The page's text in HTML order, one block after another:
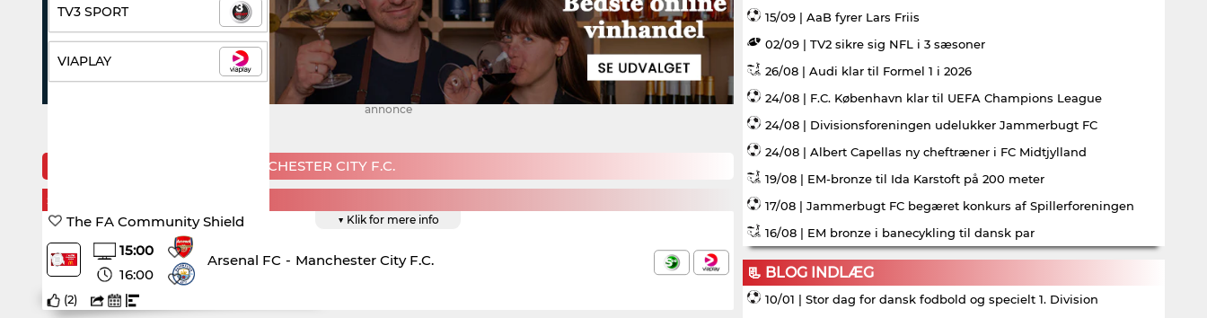
TV3 SPORT
VIAPLAY
annonce
KOMMENDE KAMPE FOR MANCHESTER CITY F.C.
SUNDAY, 16. AUGUST
▼ Klik for mere info
The FA Community Shield
15:00
16:00
Arsenal FC - Manchester City F.C.
(2)
15/09 | AaB fyrer Lars Friis
02/09 | TV2 sikre sig NFL i 3 sæsoner
26/08 | Audi klar til Formel 1 i 2026
24/08 | F.C. København klar til UEFA Champions League
24/08 | Divisionsforeningen udelukker Jammerbugt FC
24/08 | Albert Capellas ny cheftræner i FC Midtjylland
19/08 | EM-bronze til Ida Karstoft på 200 meter
17/08 | Jammerbugt FC begæret konkurs af Spillerforeningen
16/08 | EM bronze i banecykling til dansk par
📃 BLOG INDLÆG
10/01 | Stor dag for dansk fodbold og specielt 1. Division